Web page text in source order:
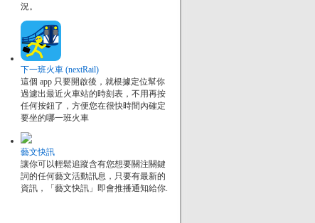
況。
下一班火車 (nextRail)
這個 app 只要開啟後，就根據定位幫你
過濾出最近火車站的時刻表，不用再按
任何按鈕了，方便您在很快時間內確定
要坐的哪一班火車
藝文快訊
讓你可以輕鬆追蹤含有您想要關注關鍵
詞的任何藝文活動訊息，只要有最新的
資訊，「藝文快訊」即會推播通知給你.